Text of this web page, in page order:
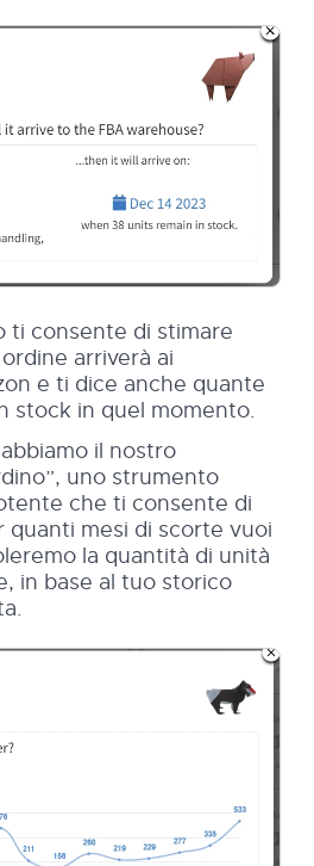
ti consente di stimare
arriverà ai
e ti dice anche quante
stock in quel momento.
il nostro
uno strumento
che ti consente di
quanti mesi di scorte vuoi
la quantità di unità
in base al tuo storico